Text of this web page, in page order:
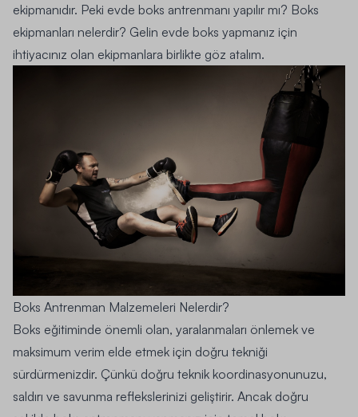
ekipmanıdır. Peki evde boks antrenmanı yapılır mı? Boks
ekipmanları nelerdir? Gelin evde boks yapmanız için
ihtiyacınız olan ekipmanlara birlikte göz atalım.
Boks Antrenman Malzemeleri Nelerdir?
Boks eğitiminde önemli olan, yaralanmaları önlemek ve
maksimum verim elde etmek için doğru tekniği
sürdürmenizdir. Çünkü doğru teknik koordinasyonunuzu,
saldırı ve savunma reflekslerinizi geliştirir. Ancak doğru